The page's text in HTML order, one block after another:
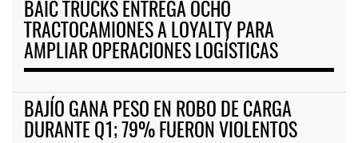
BAIC TRUCKS ENTREGA OCHO
TRACTOCAMIONES A LOYALTY PARA
AMPLIAR OPERACIONES LOGÍSTICAS
BAJÍO GANA PESO EN ROBO DE CARGA
DURANTE Q1; 79% FUERON VIOLENTOS